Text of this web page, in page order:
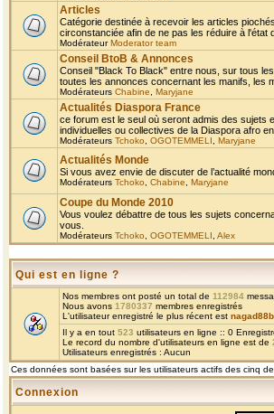
Articles
Catégorie destinée à recevoir les articles
circonstanciée afin de ne pas les réduire à l'état
ModérateurModerator team
Conseil BtoB & Annonces
Conseil "Black To Black" entre nous, sur tous
toutes les annonces concernant les manifs, les
Modérateurs Chabine Maryjane
Actualités Diaspora France
ce forum est le seul où seront admis des sujets
individuelles ou collectives de la Diaspora afro
Modérateurs Tchoko OGOTEMMELI Maryjane
Actualités Monde
Si vous avez envie de discuter de l’actualité
Modérateurs Tchoko Chabine Maryjane
Coupe du Monde 2010
Vous voulez débattre de tous les sujets
vous.
Modérateurs Tchoko OGOTEMMELI Alex
Qui est en ligne ?
Nos membres ont posté un total de 112984
Nous avons 1780337 membres enregistrés
L'utilisateur enregistré le plus récent est
Il y a en tout 523 utilisateurs en ligne :: 0
Le record du nombre d'utilisateurs en ligne est de
Utilisateurs enregistrés : Aucun
Ces données sont basées sur les utilisateurs actifs des cinq
Connexion